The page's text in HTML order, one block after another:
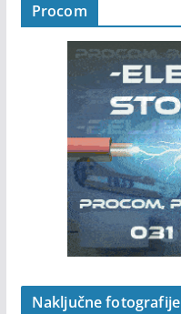
Procom
Naključne fotografije